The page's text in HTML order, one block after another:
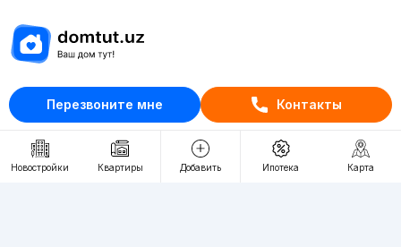
Перезвоните мне Контакты
Новостройки Квартиры Добавить Ипотека Карта
Отдел рекламы
+998 (78) 113-20-86
+998 (93) 390-30-10
Пн-Пт. С 9:30 до 18:00